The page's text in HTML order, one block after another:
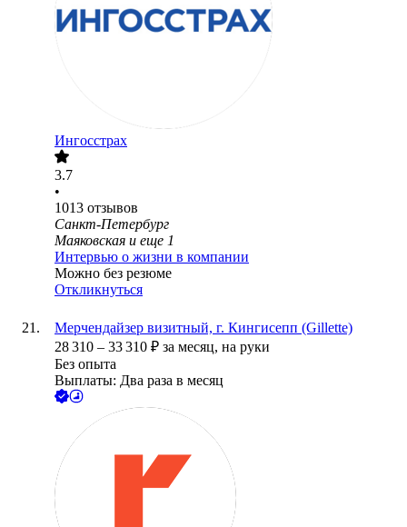
Ингосстрах
3.7
•
1013 отзывов
Санкт-Петербург
Маяковская и еще 1
Интервью о жизни в компании
Можно без резюме
Откликнуться
Мерчендайзер визитный, г. Кингисепп (Gillette)
28 310 – 33 310 ₽ за месяц, на руки
Без опыта
Выплаты: Два раза в месяц